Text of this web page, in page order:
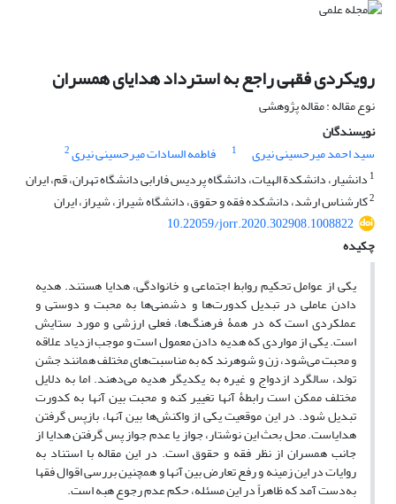
رویکردی فقهی راجع به استرداد هدایای همسران
نوع مقاله : مقاله پژوهشی
نویسندگان
سید احمد میرحسینی نیری
1 فاطمه السادات میرحسینی نیری2
1 دانشیار، دانشکدة الهیات، دانشگاه پردیس فارابی دانشگاه تهران، قم، ایران
2کارشناس ارشد، دانشکده فقه و حقوق، دانشگاه شیراز، شیراز، ایران
10.22059/jorr.2020.302908.1008822
چکیده
یکی از عوامل تحکیم روابط اجتماعی و خانوادگی، هدایا هستند. هدیه
دادن عاملی در تبدیل کدورت‌ها و دشمنی‌ها به محبت و دوستی و
عملکردی است که در همۀ فرهنگ‌ها، فعلی ارزشی و مورد ستایش
است. یکی از مواردی که هدیه دادن معمول است و موجب ازدیاد علاقه
و محبت می‌شود، زن و شوهرند که به مناسبت‌های مختلف همانند جشن
تولد، سالگرد ازدواج و غیره به یکدیگر هدیه می‌دهند. اما به دلایل
مختلف ممکن است رابطۀ آنها تغییر کنه و محبت بین آنها به کدورت
تبدیل شود. در این موقعیت یکی از واکنش‌ها بین آنها، بازپس گرفتن
هدایاست. محل بحث این نوشتار، جواز یا عدم جواز پس گرفتن هدایا از
جانب همسران از نظر فقه و حقوق است. در این مقاله با استناد به
روایات در این زمینه و رفع تعارض بین آنها و همچنین بررسی اقوال فقها
به‌دست آمد که ظاهراً در این مسئله، حکم عدم رجوع هبه است.